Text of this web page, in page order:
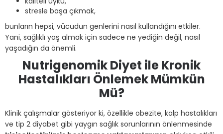
stresle başa çıkmak,
bunların hepsi, vücudun genlerini nasıl kullandığını etkiler.
Yani, sağlıklı yaş almak için sadece ne yediğin değil, nasıl
yaşadığın da önemli.
Nutrigenomik Diyet ile Kronik
Hastalıkları Önlemek Mümkün
Mü?
Klinik çalışmalar gösteriyor ki, özellikle obezite, kalp hastalıkları
ve tip 2 diyabet gibi yaygın sağlık sorunlarının önlenmesinde